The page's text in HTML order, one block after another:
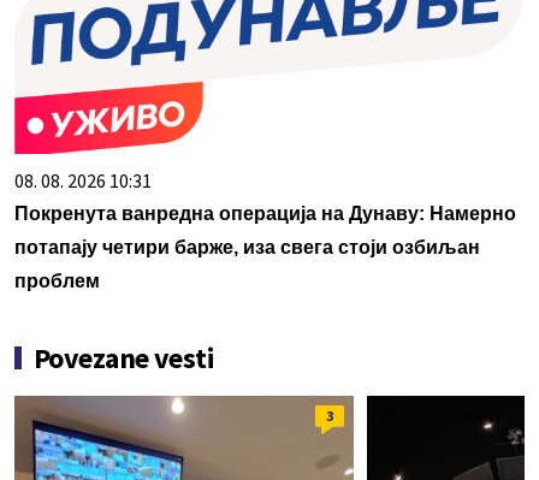
08. 08. 2026 10:31
Покренута ванредна операција на Дунаву: Намерно
потапају четири барже, иза свега стоји озбиљан
проблем
Povezane vesti
3